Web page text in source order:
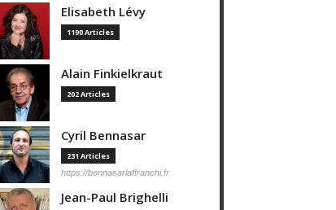
Elisabeth Lévy
1190 Articles
Alain Finkielkraut
202 Articles
Cyril Bennasar
231 Articles
https://bennasarlaffranchi.fr
Jean-Paul Brighelli